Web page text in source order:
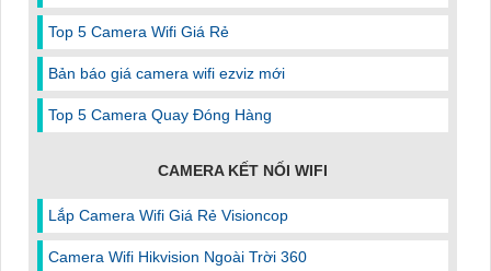
Top 5 Camera Wifi Giá Rẻ
Bản báo giá camera wifi ezviz mới
Top 5 Camera Quay Đóng Hàng
CAMERA KẾT NỐI WIFI
Lắp Camera Wifi Giá Rẻ Visioncop
Camera Wifi Hikvision Ngoài Trời 360